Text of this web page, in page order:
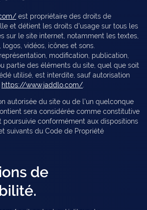
est propriétaire des droits de
et détient les droits d’usage sur tous les
sur le site internet, notamment les textes,
vidéos, icônes et sons.
modification, publication,
partie des éléments du site, quel que soit
utilisé, est interdite, sauf autorisation
https://www.jaddlo.com/.
autorisée du site ou de l’un quelconque
sera considérée comme constitutive
poursuivie conformément aux dispositions
suivants du Code de Propriété
de